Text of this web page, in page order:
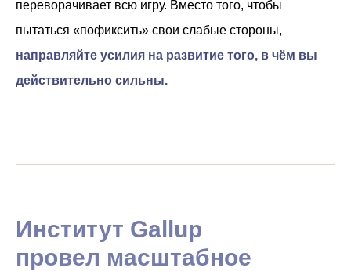
переворачивает всю игру. Вместо того, чтобы
пытаться «пофиксить» свои слабые стороны,
направляйте усилия на развитие того, в чём вы
действительно сильны.
Институт Gallup
провел масштабное